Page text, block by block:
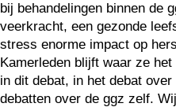
bij behandelingen binnen de
veerkracht, een gezonde
stress enorme impact op
Kamerleden blijft waar ze
in dit debat, in het debat
debatten over de ggz zelf.